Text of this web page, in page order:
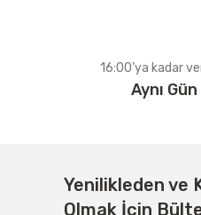
16:00’ya kadar
Aynı
Yenilikleden ve
Olmak İçin